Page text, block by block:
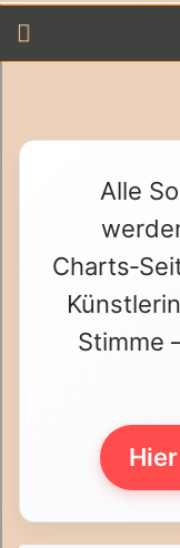
Alle
Stimme